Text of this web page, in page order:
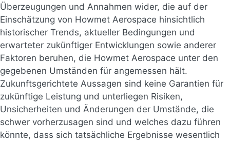
Überzeugungen und Annahmen wider, die auf der
Einschätzung von Howmet Aerospace hinsichtlich
historischer Trends, aktueller Bedingungen und
erwarteter zukünftiger Entwicklungen sowie anderer
Faktoren beruhen, die Howmet Aerospace unter den
gegebenen Umständen für angemessen hält.
Zukunftsgerichtete Aussagen sind keine Garantien für
zukünftige Leistung und unterliegen Risiken,
Unsicherheiten und Änderungen der Umstände, die
schwer vorherzusagen sind und welches dazu führen
könnte, dass sich tatsächliche Ergebnisse wesentlich